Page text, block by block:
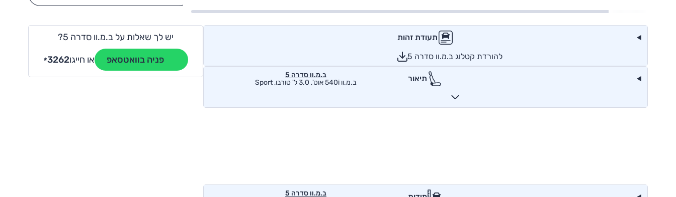
תעודת זהות
להורדת קטלוג ב.מ.וו סדרה 5
תיאור
ב.מ.וו סדרה 5
ב.מ.וו 540i אוט', 3.0 ל' טורבו, Sport
ב.מ.וו סדרה 5
יש לך שאלות על ב.מ.וו סדרה 5?
פניה בוואטסאפ או חייגו *3262